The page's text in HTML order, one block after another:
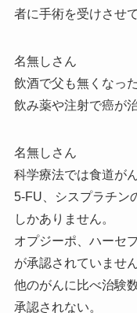
者に手術を受けさせ
名無しさん
飲酒で父も無くなった
飲み薬や注射で癌が
名無しさん
科学療法では食道が
5-FU、シスプラチン
しかありません。
オプジーポ、ハーセ
が承認されていません
他のがんに比べ治験
承認されない。